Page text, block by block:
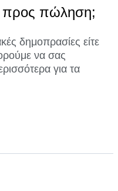
προς πώληση;
δημοπρασίες είτε
να σας
για τα